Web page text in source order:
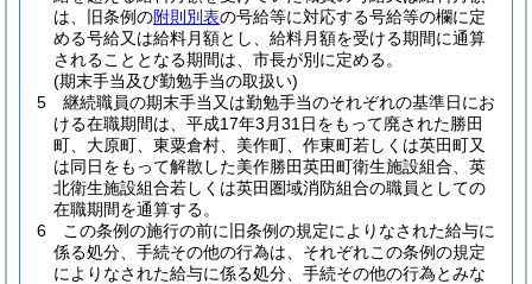
は、旧条例の附則別表の号給等に対応する号給等の欄に定
める号給又は給料月額とし、給料月額を受ける期間に通算
されることとなる期間は、市長が別に定める。
(期末手当及び勤勉手当の取扱い)
5
継続職員の期末手当又は勤勉手当のそれぞれの基準日にお
ける在職期間は、平成17年3月31日をもって廃された勝田
町、大原町、東粟倉村、美作町、作東町若しくは英田町又
は同日をもって解散した美作勝田英田町衛生施設組合、英
北衛生施設組合若しくは英田圏域消防組合の職員としての
在職期間を通算する。
6
この条例の施行の前に旧条例の規定によりなされた給与に
係る処分、手続その他の行為は、それぞれこの条例の規定
によりなされた給与に係る処分、手続その他の行為とみな